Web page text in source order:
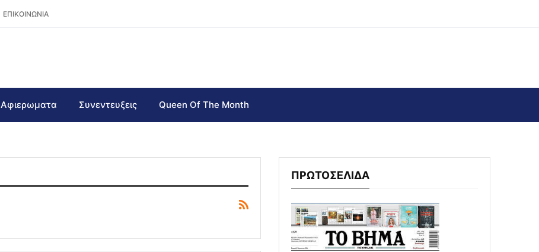
ΕΠΙΚΟΙΝΩΝΙΑ
Αφιερωματα Συνεντευξεις Queen Of The Month
ΠΡΩΤΟΣΕΛΙΔΑ